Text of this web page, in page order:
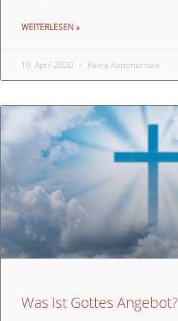
WEITERLESEN »
10. April 2020 Keine Kommentare
Was ist Gottes Angebot?